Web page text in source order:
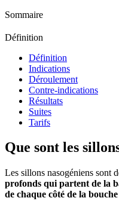
Sommaire
Définition
Définition
Indications
Déroulement
Contre-indications
Résultats
Suites
Tarifs
Que sont les
Les sillons nasogéniens sont
profonds qui partent de la
de chaque côté de la bouche